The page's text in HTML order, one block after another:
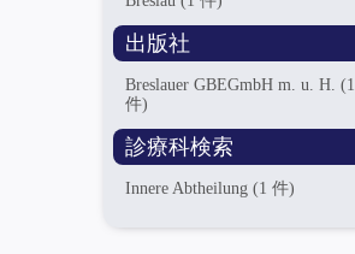
出版社
Breslauer GBEGmbH m. u. H.(1
件)
診療科検索
Innere Abtheilung(1 件)